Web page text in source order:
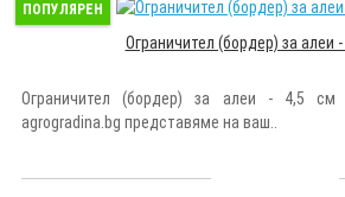
ПОПУЛЯРЕН
Ограничител (бордер) за алеи
Ограничител (бордер) за алеи - 4,5
agrogradina.bg представяме на ваш..